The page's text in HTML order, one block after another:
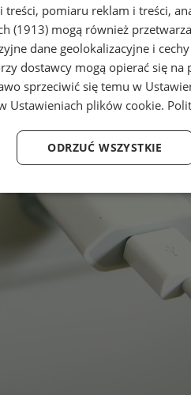
pomiaru reklam i treści,
(1913) mogą również
dane geolokalizacyjne i
dostawcy mogą opierać się
sprzeciwić się temu w
Ustawieniach plików cookie.
ODRZUĆ WSZYSTKIE
Targetowanie
z podstawowych funkcji strony
plików cookie nie można prawidłowo